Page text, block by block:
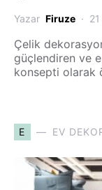
Yazar Firuze
Çelik
güçlendiren ve
konsepti olarak
E EV